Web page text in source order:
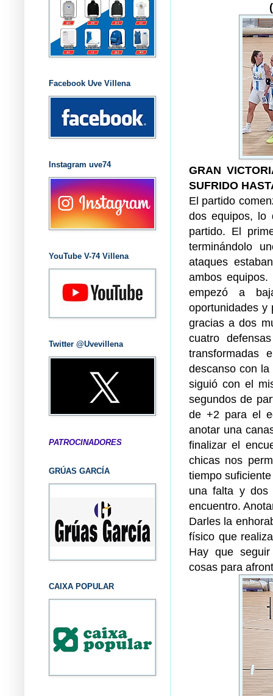
GRAN
SUFRIDO
El partido
dos equipos,
partido. El
terminándolo
ataques
ambos
empezó a
oportunidades y
gracias a dos
cuatro
transformadas
descanso con
siguió con el
segundos de
de +2 para el
anotar una
finalizar el
chicas nos
tiempo
una falta y dos
encuentro.
Darles la
físico que
Hay que
cosas para
Facebook Uve Villena
Instagram uve74
YouTube V-74 Villena
Twitter @Uvevillena
PATROCINADORES
GRÚAS GARCÍA
CAIXA POPULAR